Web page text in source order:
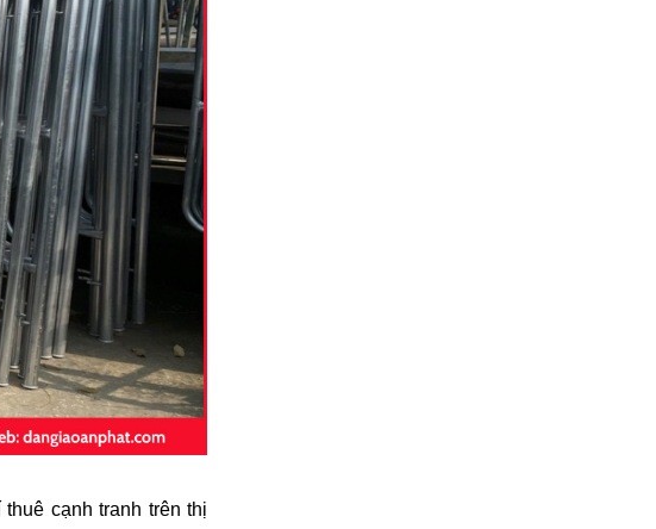
cạnh tranh trên thị